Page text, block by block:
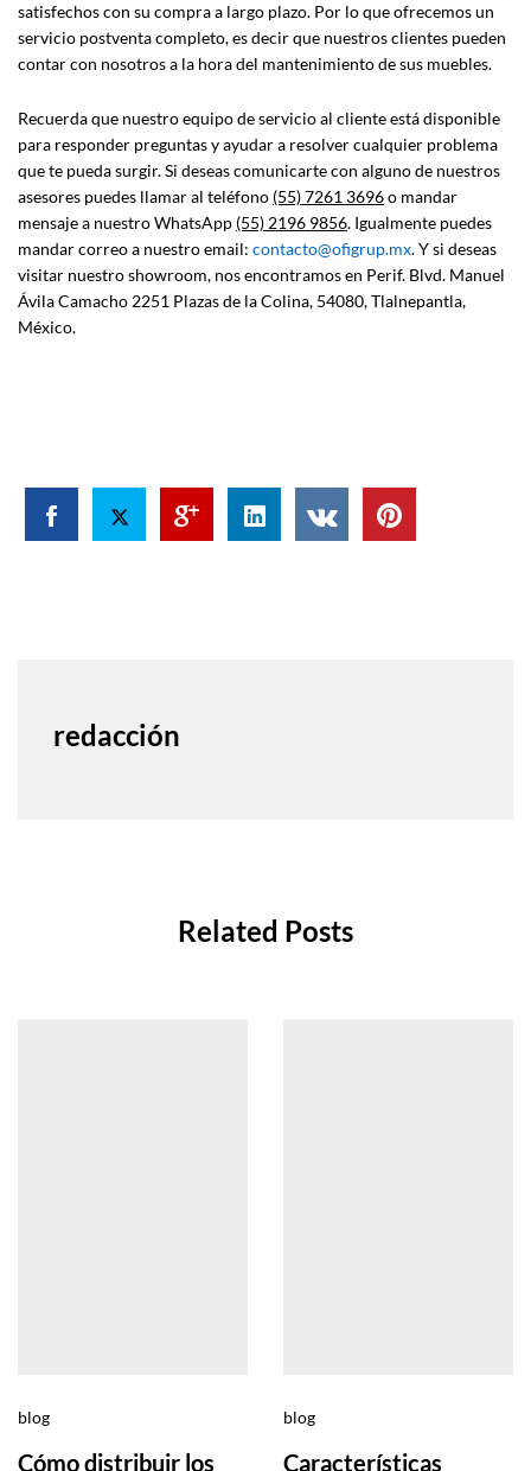
satisfechos con su compra a largo plazo. Por lo que ofrecemos un
servicio postventa completo, es decir que nuestros clientes pueden
contar con nosotros a la hora del mantenimiento de sus muebles.
Recuerda que nuestro equipo de servicio al cliente está disponible
para responder preguntas y ayudar a resolver cualquier problema
que te pueda surgir. Si deseas comunicarte con alguno de nuestros
asesores puedes llamar al teléfono (55) 7261 3696o mandar
mensaje a nuestro WhatsApp (55) 2196 9856. Igualmente puedes
mandar correo a nuestro email: contacto@ofigrup.mx. Y si deseas
visitar nuestro showroom, nos encontramos en Perif. Blvd. Manuel
Ávila Camacho 2251 Plazas de la Colina, 54080, Tlalnepantla,
México.
redacción
Related Posts
blog
Cómo distribuir los
blog
Características